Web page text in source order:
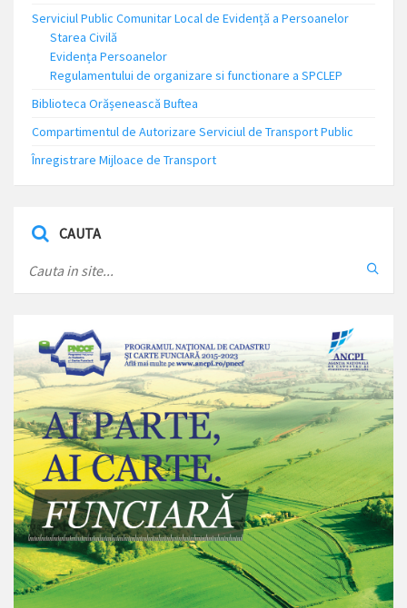
Serviciul Public Comunitar Local de Evidență a Persoanelor
Starea Civilă
Evidența Persoanelor
Regulamentului de organizare si functionare a SPCLEP
Biblioteca Orășenească Buftea
Compartimentul de Autorizare Serviciul de Transport Public
Înregistrare Mijloace de Transport
CAUTA